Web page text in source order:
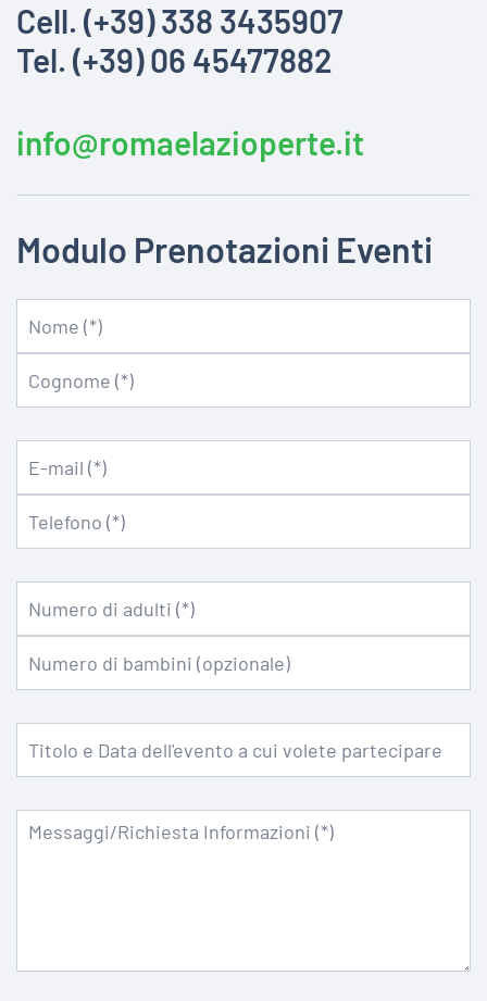
Cell. (+39) 338 3435907
Tel. (+39) 06 45477882
info@romaelazioperte.it
Modulo Prenotazioni Eventi